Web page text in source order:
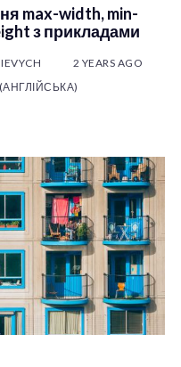
max-width, min-
з прикладами
2 YEARS AGO
(АНГЛІЙСЬКА)